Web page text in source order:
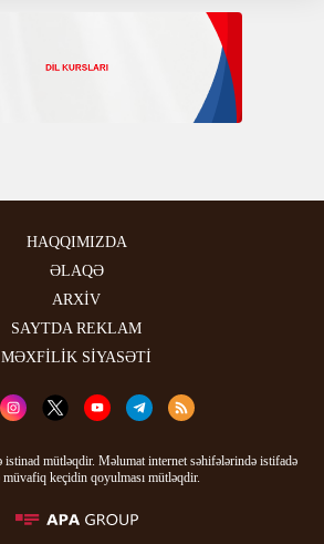
HAQQIMIZDA
ƏLAQƏ
ARXİV
SAYTDA REKLAM
MƏXFİLİK SİYASƏTİ
mütləqdir. Məlumat internet səhifələrində istifadə
keçidin qoyulması mütləqdir.